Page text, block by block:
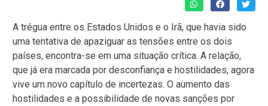
A trégua entre os Estados Unidos e o Irã, que havia sido
uma tentativa de apaziguar as tensões entre os dois
países, encontra-se em uma situação crítica. A relação,
que já era marcada por desconfiança e hostilidades, agora
vive um novo capítulo de incertezas. O aumento das
hostilidades e a possibilidade de novas sanções por